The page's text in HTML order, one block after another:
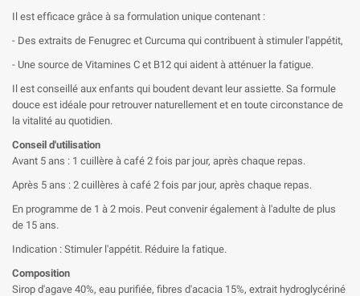
Il est efficace grâce à sa formulation unique contenant :
- Des extraits de Fenugrec et Curcuma qui contribuent à stimuler l'appétit,
- Une source de Vitamines C et B12 qui aident à atténuer la fatigue.
Il est conseillé aux enfants qui boudent devant leur assiette. Sa formule
douce est idéale pour retrouver naturellement et en toute circonstance de
la vitalité au quotidien.
Conseil d'utilisation
Avant 5 ans : 1 cuillère à café 2 fois par jour, après chaque repas.
Après 5 ans : 2 cuillères à café 2 fois par jour, après chaque repas.
En programme de 1 à 2 mois. Peut convenir également à l'adulte de plus
de 15 ans.
Indication : Stimuler l'appétit. Réduire la fatique.
Composition
Sirop d'agave 40%, eau purifiée, fibres d'acacia 15%, extrait hydroglycériné